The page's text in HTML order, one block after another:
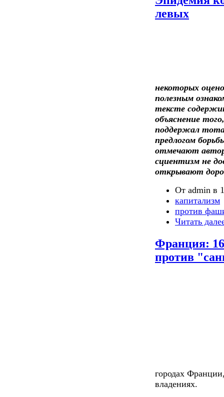
левых
некоторых
полезным
тексте
объяснение
поддержал
предлогом
отмечают
сциентизм не
открывают
От admin в
капитализм
против
Читать
Франция:
против
городах
владениях.